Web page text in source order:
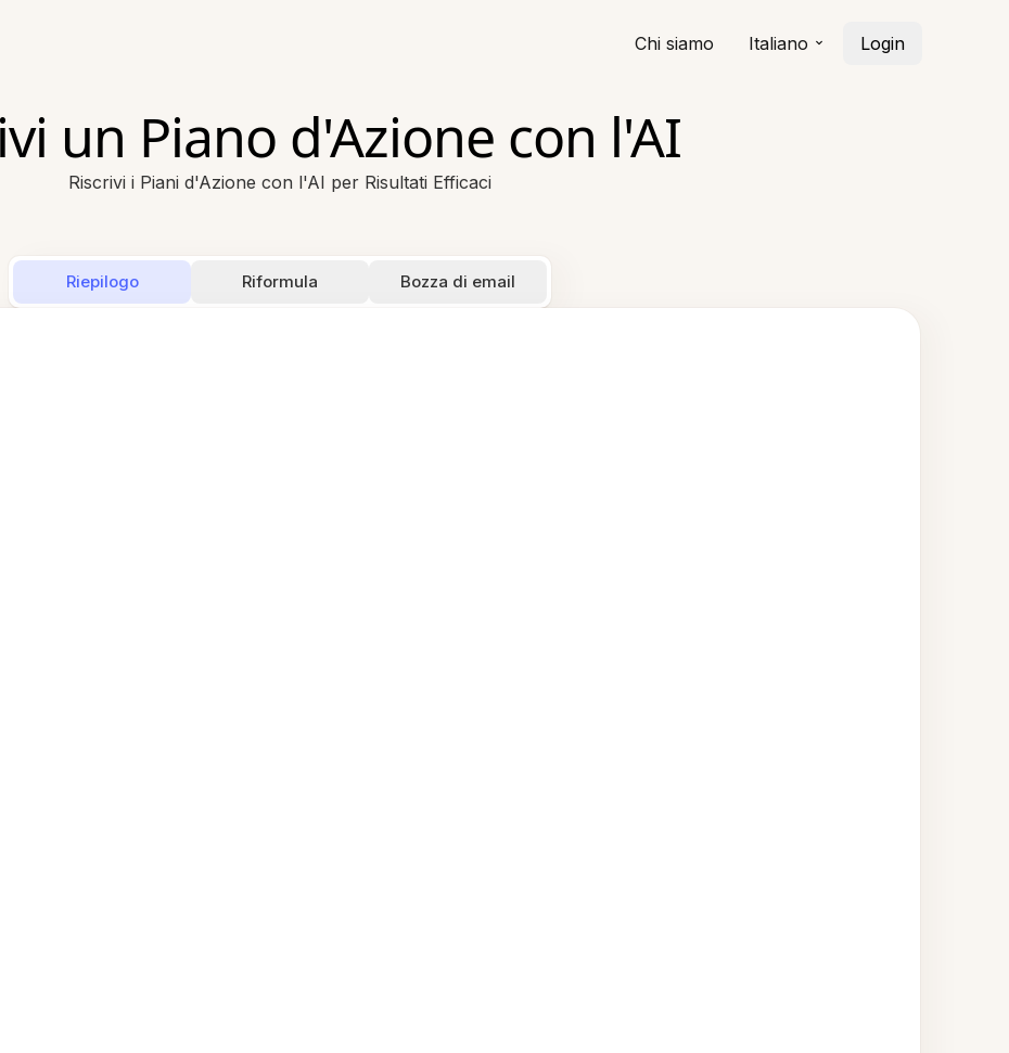
Chi siamo Italiano Login
un Piano d'Azione con l'AI
Riscrivi i Piani d'Azione con l'AI per Risultati Efficaci
Riepilogo Riformula Bozza di email